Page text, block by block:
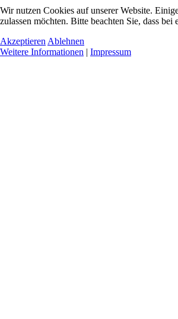
Wir nutzen Cookies auf unserer Website.
zulassen möchten. Bitte beachten Sie, dass
Akzeptieren Ablehnen
Weitere Informationen | Impressum